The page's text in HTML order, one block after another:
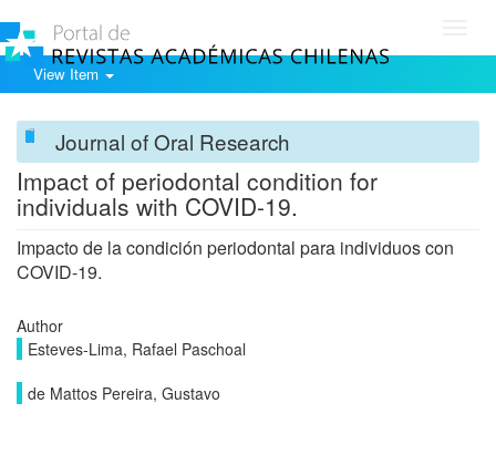
View Item
Journal of Oral Research
Impact of periodontal condition for
individuals with COVID-19.
Impacto de la condición periodontal para individuos con
COVID-19.
Author
Esteves-Lima, Rafael Paschoal
de Mattos Pereira, Gustavo